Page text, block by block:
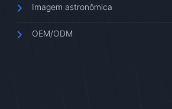
Imagem astronômica
OEM/ODM